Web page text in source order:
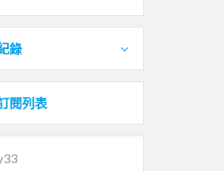
錄
閱列表